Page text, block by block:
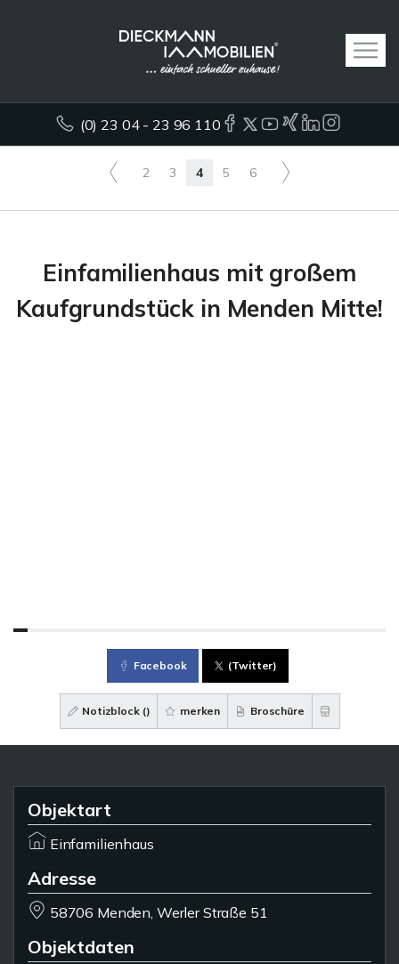
(0) 23 04 - 23 96 110
2 3 4 5 6
Einfamilienhaus mit großem
Kaufgrundstück in Menden Mitte!
Facebook (Twitter)
Notizblock () merken Broschüre
Objektart
Einfamilienhaus
Adresse
58706 Menden, Werler Straße 51
Objektdaten